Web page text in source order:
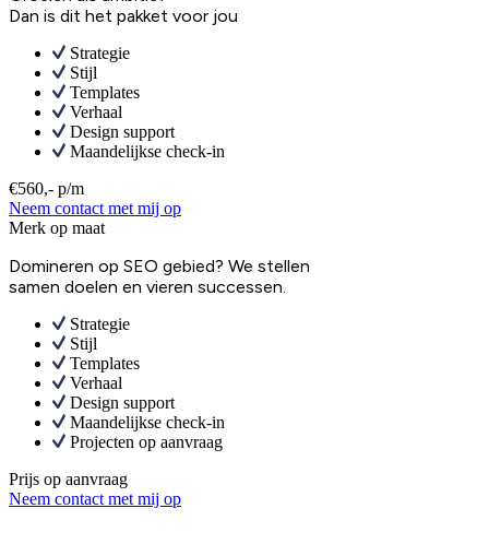
Dan is dit het pakket voor jou
Strategie
Stijl
Templates
Verhaal
Design support
Maandelijkse check-in
€560,- p/m
Neem contact met mij op
Merk op maat
Domineren op SEO gebied? We stellen
samen doelen en vieren successen.
Strategie
Stijl
Templates
Verhaal
Design support
Maandelijkse check-in
Projecten op aanvraag
Prijs op aanvraag
Neem contact met mij op